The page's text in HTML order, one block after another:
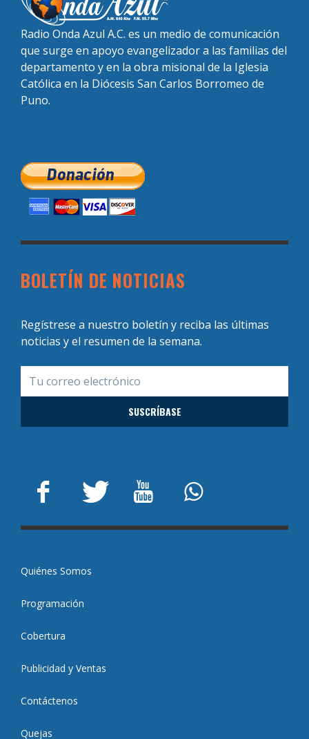
Radio Onda Azul A.C. es un medio de comunicación
que surge en apoyo evangelizador a las familias del
departamento y en la obra misional de la Iglesia
Católica en la Diócesis San Carlos Borromeo de
Puno.
BOLETÍN DE NOTICIAS
Regístrese a nuestro boletín y reciba las últimas
noticias y el resumen de la semana.
Quiénes Somos
Programación
Cobertura
Publicidad y Ventas
Contáctenos
Quejas